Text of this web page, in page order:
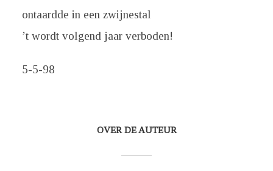
ontaardde in een zwijnestal
’t wordt volgend jaar verboden!
5-5-98
OVER DE AUTEUR